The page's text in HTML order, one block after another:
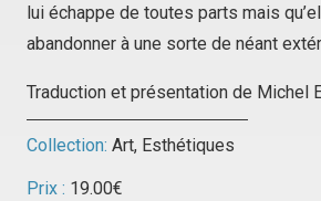
lui échappe de toutes parts mais
abandonner à une sorte de néant
Traduction et présentation de Michel
Collection: Art, Esthétiques
Prix : 19.00€